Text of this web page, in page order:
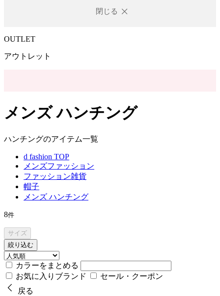
閉じる
OUTLET
アウトレット
メンズ ハンチング
ハンチングのアイテム一覧
d fashion TOP
メンズファッション
ファッション雑貨
帽子
メンズ ハンチング
8件
サイズ
絞り込む
カラーをまとめる
お気に入りブランド
セール・クーポン
戻る